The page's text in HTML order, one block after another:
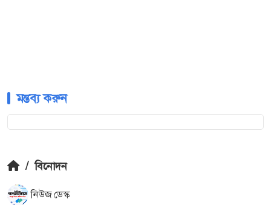
মন্তব্য করুন
/ বিনোদন
নিউজ ডেস্ক